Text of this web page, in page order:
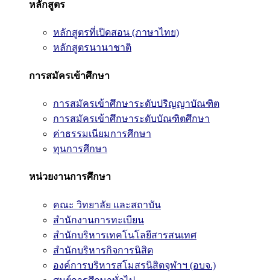
หลักสูตร
หลักสูตรที่เปิดสอน (ภาษาไทย)
หลักสูตรนานาชาติ
การสมัครเข้าศึกษา
การสมัครเข้าศึกษาระดับปริญญาบัณฑิต
การสมัครเข้าศึกษาระดับบัณฑิตศึกษา
ค่าธรรมเนียมการศึกษา
ทุนการศึกษา
หน่วยงานการศึกษา
คณะ วิทยาลัย และสถาบัน
สำนักงานการทะเบียน
สำนักบริหารเทคโนโลยีสารสนเทศ
สำนักบริหารกิจการนิสิต
องค์การบริหารสโมสรนิสิตจุฬาฯ (อบจ.)